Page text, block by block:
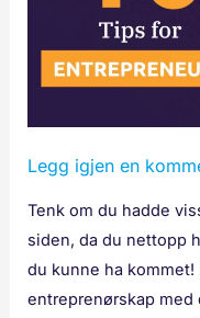
Legg igjen en
Tenk om du hadde
siden, da du nettopp
du kunne ha
entreprenørskap